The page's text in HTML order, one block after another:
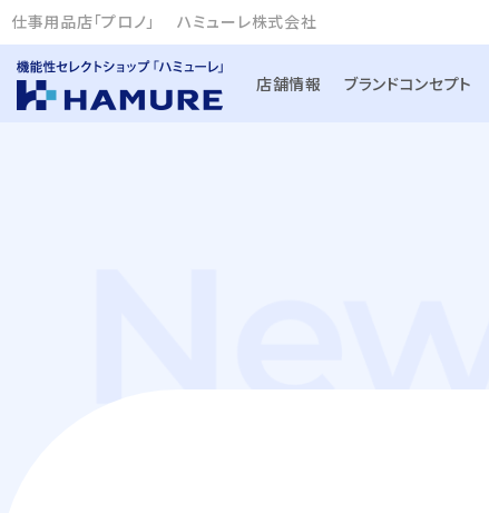
仕事用品店「プロノ」 ハミューレ株式会社
店舗情報 ブランドコンセプト